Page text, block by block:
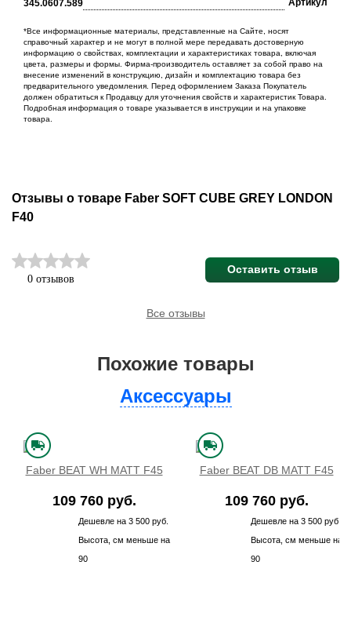
345.0607.589 Артикул
*Все информационные материалы, представленные на Сайте, носят
справочный характер и не могут в полной мере передавать достоверную
информацию о свойствах, комплектации и характеристиках товара, включая
цвета, размеры и формы. Фирма-производитель оставляет за собой право на
внесение изменений в конструкцию, дизайн и комплектацию товара без
предварительного уведомления. Перед оформлением Заказа Покупатель
должен обратиться к Продавцу для уточнения свойств и характеристик Товара.
Подробная информация о товаре указывается в инструкции и на упаковке
товара.
Отзывы о товаре Faber SOFT CUBE GREY LONDON
F40
0 отзывов
Оставить отзыв
Все отзывы
Похожие товары
Аксессуары
Faber BEAT WH MATT F45
109 760 руб.
Дешевле на 3 500 руб.
Высота, см меньше на
90
Faber BEAT DB MATT F45
109 760 руб.
Дешевле на 3 500 руб.
Высота, см меньше на
90